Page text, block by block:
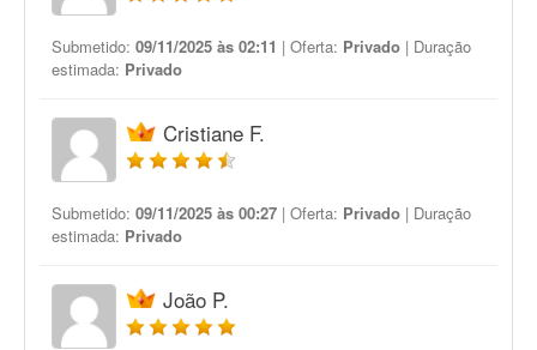
Submetido: 09/11/2025 às 02:11 | Oferta: Privado | Duração
estimada: Privado
Cristiane F.
Submetido: 09/11/2025 às 00:27 | Oferta: Privado | Duração
estimada: Privado
João P.